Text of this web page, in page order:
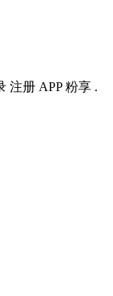
注册 APP 粉享 .